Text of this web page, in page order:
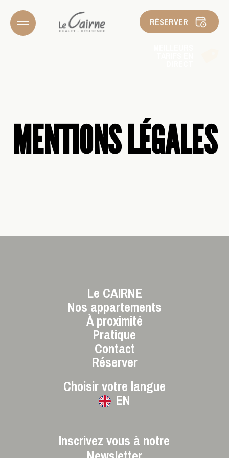
RÉSERVER
MENTIONS LÉGALES
Le CAIRNE
Nos appartements
À proximité
Pratique
Contact
Réserver
Choisir votre langue
EN
Inscrivez vous à notre